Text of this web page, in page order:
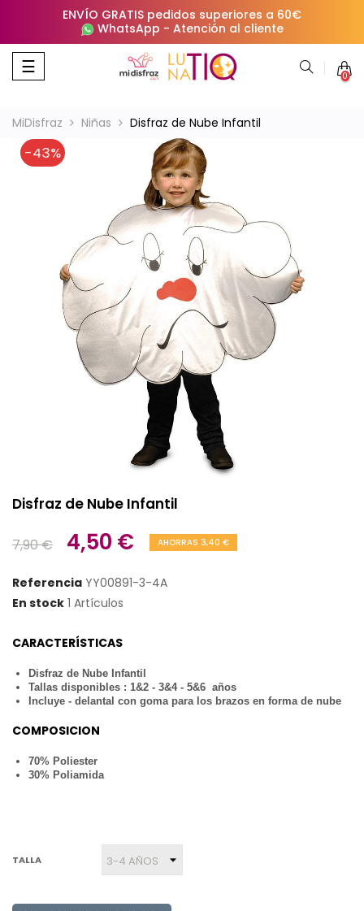
ENVÍO GRATIS pedidos superiores a 60€
WhatsApp - Atención al cliente
Navegación
de
☰ 0
MiDisfraz Niñas Disfraz de Nube Infantil
-43%
Disfraz de Nube Infantil
7,90 € 4,50 € AHORRAS 3,40 €
Referencia YY00891-3-4A
En stock 1 Artículos
CARACTERÍSTICAS
Disfraz de Nube Infantil
Tallas disponibles : 1&2 - 3&4 - 5&6 años
Incluye - delantal con goma para los brazos en forma de nube
COMPOSICION
70% Poliester
30% Poliamida
TALLA